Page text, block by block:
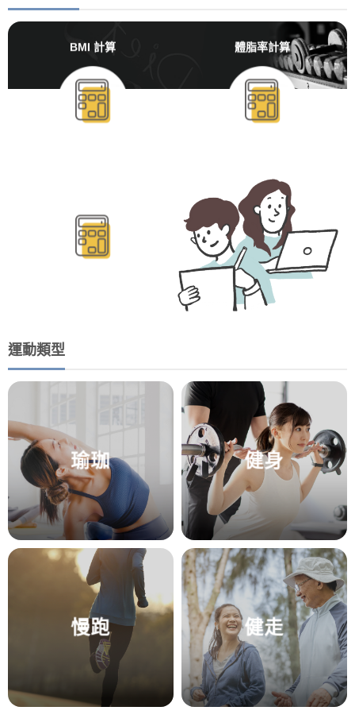
BMI 計算 體脂率計算
運動類型
瑜珈 健身
慢跑 健走